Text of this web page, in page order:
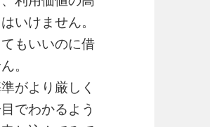
いけません。
もいいのに借
。
がより厳しく
でわかるよう